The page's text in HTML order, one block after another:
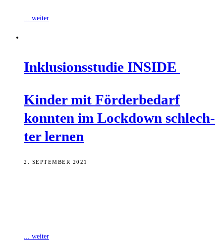
... weiter
Inklu­si­ons­stu­die INSIDE
Kin­der mit För­der­be­darf
konn­ten im Lock­down schlech­
ter lernen
2. SEPTEMBER 2021
... weiter